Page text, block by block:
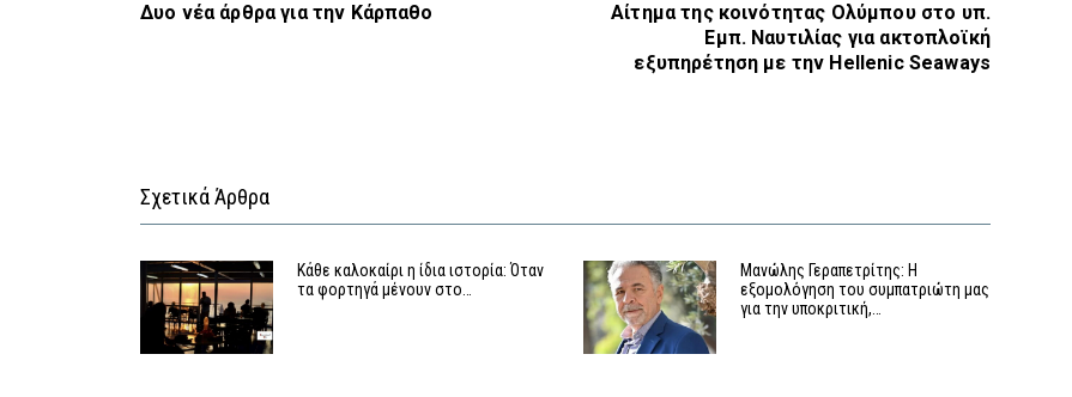
Δυο νέα άρθρα για την Κάρπαθο
Αίτημα της κοινότητας Ολύμπου στο υπ.
Εμπ. Ναυτιλίας για ακτοπλοϊκή
εξυπηρέτηση με την Hellenic Seaways
Σχετικά Άρθρα
Κάθε καλοκαίρι η ίδια ιστορία: Όταν
τα φορτηγά μένουν στο…
Μανώλης Γεραπετρίτης: Η
εξομολόγηση του συμπατριώτη μας
για την υποκριτική,…